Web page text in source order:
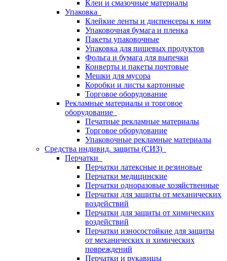
Клеи и смазочные материалы
Упаковка
Клейкие ленты и диспенсеры к ним
Упаковочная бумага и пленка
Пакеты упаковочные
Упаковка для пищевых продуктов
Фольга и бумага для выпечки
Конверты и пакеты почтовые
Мешки для мусора
Коробки и листы картонные
Торговое оборудование
Рекламные материалы и торговое
оборудование
Печатные рекламные материалы
Торговое оборудование
Упаковочные рекламные материалы
Средства индивид. защиты (СИЗ)
Перчатки
Перчатки латексные и резиновые
Перчатки медицинские
Перчатки одноразовые хозяйственные
Перчатки для защиты от механических
воздействий
Перчатки для защиты от химических
воздействий
Перчатки износостойкие для защиты
от механических и химических
повреждений
Перчатки и рукавицы